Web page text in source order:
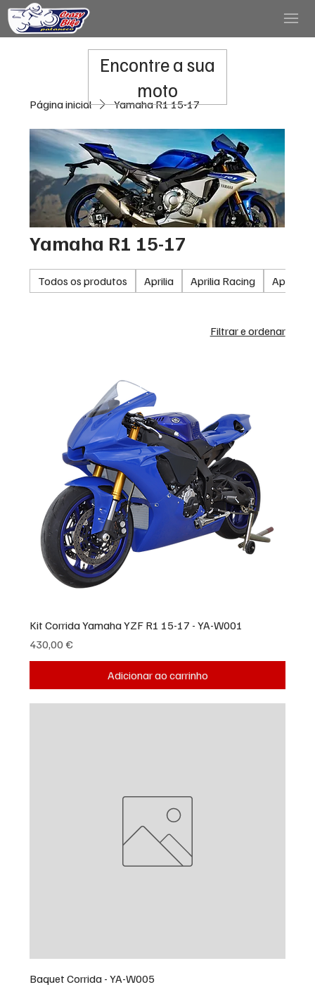
Página inicial Yamaha R1 15-17
Yamaha R1 15-17
Todos os produtos Aprilia Aprilia Racing Aprilia
Filtrar e ordenar
Kit Corrida Yamaha YZF R1 15-17 - YA-W001
Preço
430,00 €
Adicionar ao carrinho
Baquet Corrida - YA-W005
Encontre a sua
moto